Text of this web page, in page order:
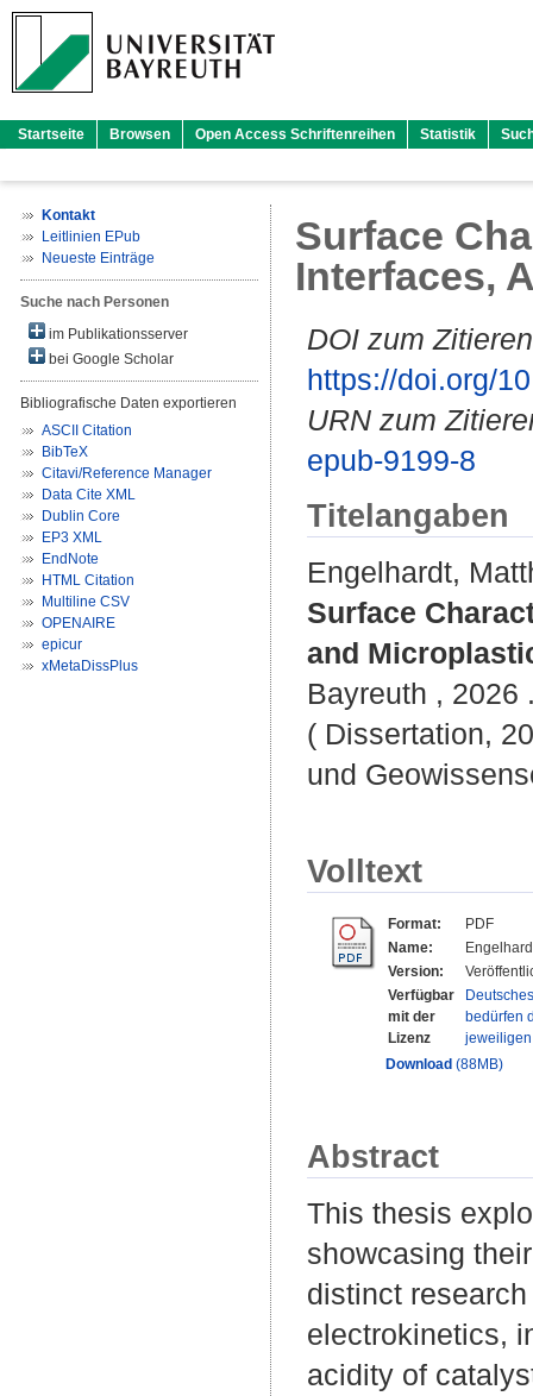
Startseite Browsen Open Access Schriftenreihen Statistik
Kontakt
Leitlinien EPub
Neueste Einträge
Suche nach Personen
im Publikationsserver
bei Google Scholar
Bibliografische Daten exportieren
ASCII Citation
BibTeX
Citavi/Reference Manager
Data Cite XML
Dublin Core
EP3 XML
EndNote
HTML Citation
Multiline CSV
OPENAIRE
epicur
xMetaDissPlus
Surface
Interfaces,
DOI zum
https://doi.org/
URN zum
epub-9199-8
Titelangaben
Engelhardt,
Surface
and
Bayreuth , 2026
( Dissertation,
und
Volltext
Format:
PDF
Name:
Version:
Verfügbar
mit der
Lizenz
bedürfen
Download (88MB)
Abstract
This thesis
showcasing
distinct
electrokinetics,
acidity of